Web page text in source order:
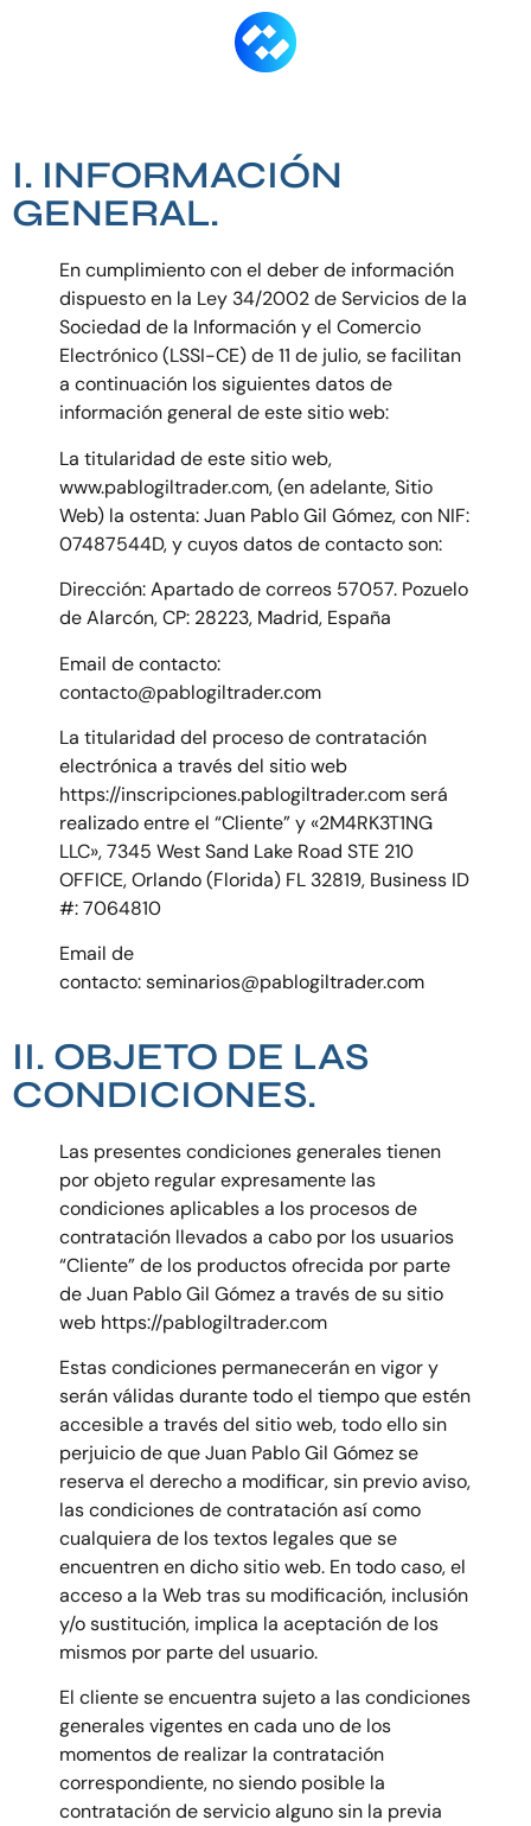
I. INFORMACIÓN
GENERAL.
En cumplimiento con el deber de información
dispuesto en la Ley 34/2002 de Servicios de la
Sociedad de la Información y el Comercio
Electrónico (LSSI-CE) de 11 de julio, se facilitan
a continuación los siguientes datos de
información general de este sitio web:
La titularidad de este sitio web,
www.pablogiltrader.com, (en adelante, Sitio
Web) la ostenta: Juan Pablo Gil Gómez, con NIF:
07487544D, y cuyos datos de contacto son:
Dirección: Apartado de correos 57057. Pozuelo
de Alarcón, CP: 28223, Madrid, España
Email de contacto:
contacto@pablogiltrader.com
La titularidad del proceso de contratación
electrónica a través del sitio web
https://inscripciones.pablogiltrader.com será
realizado entre el “Cliente” y «2M4RK3T1NG
LLC», 7345 West Sand Lake Road STE 210
OFFICE, Orlando (Florida) FL 32819, Business ID
#: 7064810
Email de
contacto: seminarios@pablogiltrader.com
II. OBJETO DE LAS
CONDICIONES.
Las presentes condiciones generales tienen
por objeto regular expresamente las
condiciones aplicables a los procesos de
contratación llevados a cabo por los usuarios
“Cliente” de los productos ofrecida por parte
de Juan Pablo Gil Gómez a través de su sitio
web https://pablogiltrader.com
Estas condiciones permanecerán en vigor y
serán válidas durante todo el tiempo que estén
accesible a través del sitio web, todo ello sin
perjuicio de que Juan Pablo Gil Gómez se
reserva el derecho a modificar, sin previo aviso,
las condiciones de contratación así como
cualquiera de los textos legales que se
encuentren en dicho sitio web. En todo caso, el
acceso a la Web tras su modificación, inclusión
y/o sustitución, implica la aceptación de los
mismos por parte del usuario.
El cliente se encuentra sujeto a las condiciones
generales vigentes en cada uno de los
momentos de realizar la contratación
correspondiente, no siendo posible la
contratación de servicio alguno sin la previa